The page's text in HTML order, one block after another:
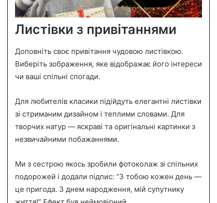
Листівки з привітаннями
Доповніть своє привітання чудовою листівкою.
Виберіть зображення, яке відображає його інтереси
чи ваші спільні спогади.
Для любителів класики підійдуть елегантні листівки
зі стриманим дизайном і теплими словами. Для
творчих натур — яскраві та оригінальні картинки з
незвичайними побажаннями.
Ми з сестрою якось зробили фотоколаж зі спільних
подорожей і додали підпис: “З тобою кожен день —
це пригода. З днем народження, мій супутнику